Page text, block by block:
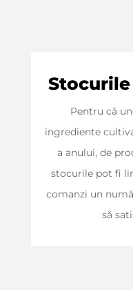
Pentru că
ingrediente
a anului, de
stocurile pot fi
comanzi un
să